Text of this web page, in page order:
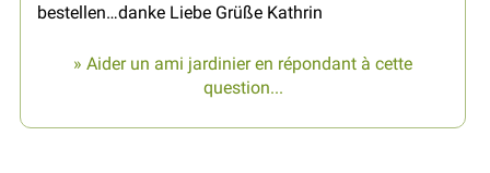
bestellen…danke Liebe Grüße Kathrin
» Aider un ami jardinier en répondant à cette
question...